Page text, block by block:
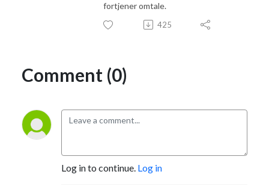
fortjener omtale.
425
Comment (0)
Log in to continue. Log in